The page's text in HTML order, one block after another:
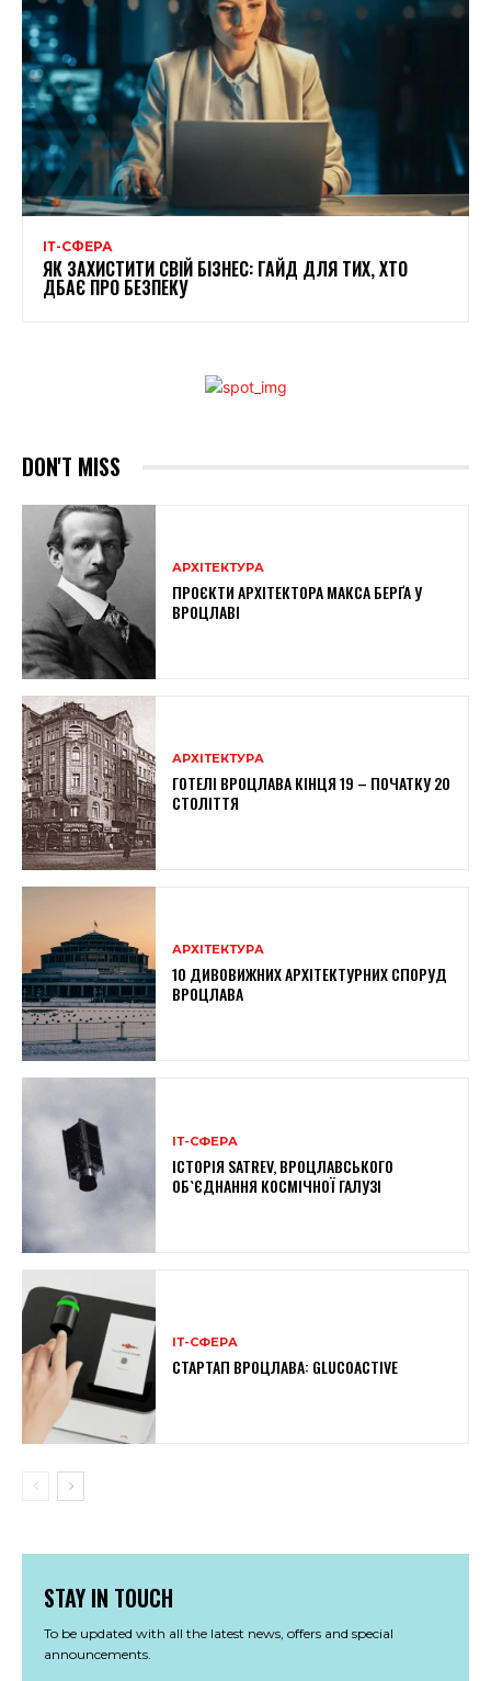
ІТ-СФЕРА
ЯК ЗАХИСТИТИ СВІЙ БІЗНЕС: ГАЙД ДЛЯ ТИХ, ХТО
ДБАЄ ПРО БЕЗПЕКУ
DON'T MISS
АРХІТЕКТУРА
ПРОЄКТИ АРХІТЕКТОРА МАКСА БЕРҐА У
ВРОЦЛАВІ
АРХІТЕКТУРА
ГОТЕЛІ ВРОЦЛАВА КІНЦЯ 19 – ПОЧАТКУ 20
СТОЛІТТЯ
АРХІТЕКТУРА
10 ДИВОВИЖНИХ АРХІТЕКТУРНИХ СПОРУД
ВРОЦЛАВА
ІТ-СФЕРА
ІСТОРІЯ SATREV, ВРОЦЛАВСЬКОГО
ОБ`ЄДНАННЯ КОСМІЧНОЇ ГАЛУЗІ
ІТ-СФЕРА
СТАРТАП ВРОЦЛАВА: GLUCOACTIVE
STAY IN TOUCH
To be updated with all the latest news, offers and special
announcements.